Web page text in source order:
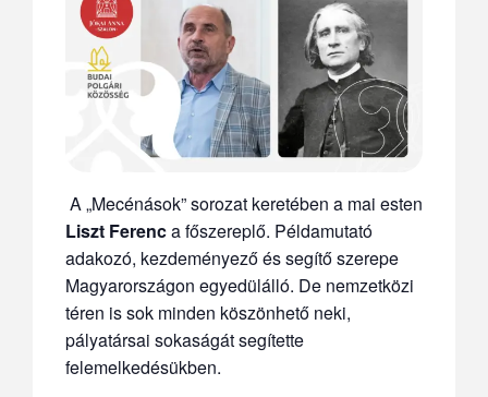
A „Mecénások” sorozat keretében a mai esten
Liszt Ferenca főszereplő. Példamutató
adakozó, kezdeményező és segítő szerepe
Magyarországon egyedülálló. De nemzetközi
téren is sok minden köszönhető neki,
pályatársai sokaságát segítette
felemelkedésükben.